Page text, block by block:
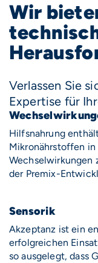
Wir
Verlassen Sie
Expertise für
Hilfsnahrung
Mikronährstoffen
Wechselwirkungen
der Premix-
Sensorik
Akzeptanz ist ein
erfolgreichen
so ausgelegt, dass